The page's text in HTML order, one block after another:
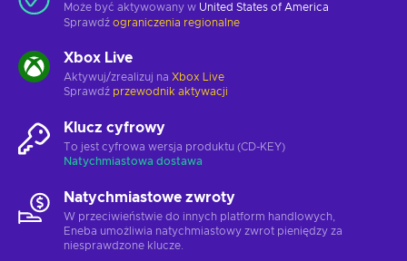
Może być aktywowany w United States of America
Sprawdź ograniczenia regionalne
Xbox Live
Aktywuj/zrealizuj na Xbox Live
Sprawdź przewodnik aktywacji
Klucz cyfrowy
To jest cyfrowa wersja produktu (CD-KEY)
Natychmiastowa dostawa
Natychmiastowe zwroty
W przeciwieństwie do innych platform handlowych,
Eneba umożliwia natychmiastowy zwrot pieniędzy za
niesprawdzone klucze.